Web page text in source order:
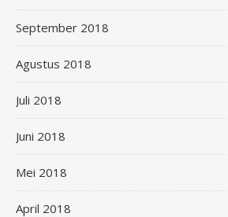
September 2018
Agustus 2018
Juli 2018
Juni 2018
Mei 2018
April 2018